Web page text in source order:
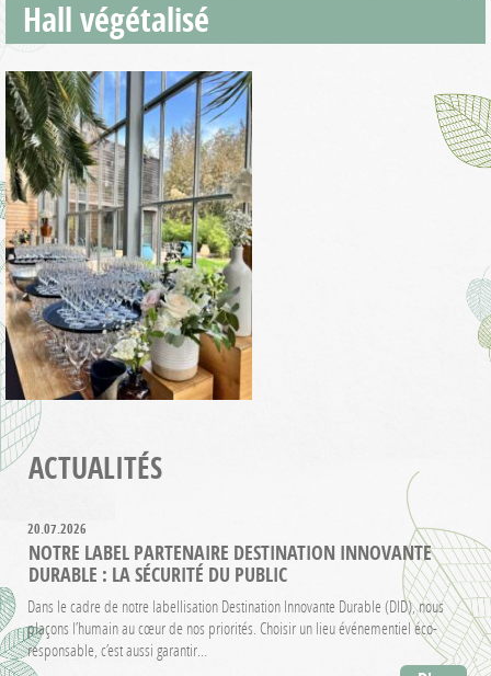
Hall végétalisé
ACTUALITÉS
20.07.2026
NOTRE LABEL PARTENAIRE DESTINATION INNOVANTE
DURABLE : LA SÉCURITÉ DU PUBLIC
Dans le cadre de notre labellisation Destination Innovante Durable (DID), nous
plaçons l’humain au cœur de nos priorités. Choisir un lieu événementiel éco-
responsable, c’est aussi garantir…